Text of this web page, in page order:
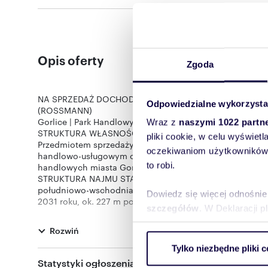
Zgoda
Odpowiedzialne
Wraz z naszymi 1022
pliki cookie, w celu
oczekiwaniom
to robi.
Dowiedz się więcej
szczegółów . W Deklaracji
ruch w naszej witrynie.
reklamowym i
Tylko niezbędne pliki
Opis oferty
NA SPRZEDAŻ DOCHODOWA NIERUCHOMOŚĆ
(ROSSMANN)
Gorlice | Park Handlowy | Stopa kapitalizacji ok. 8,31% |
STRUKTURA WŁASNOŚCI:
Przedmiotem sprzedaży jest 100% prawa własności
handlowo-usługowym o łącznej powierzchni
handlowych miasta Gorlice.
STRUKTURA NAJMU STABILNY DOCHÓD PASYWNY:
południowo-wschodnia II kondygnacji wraz z windą
2031 roku, ok. 227 m powierzchni użytkowej wynajęte
najmu na czas nieokreślony oraz salon kosmetyczny
typu core.
DZIAŁKA I PRZEZNACZENIE: Działka ewidencyjna nr
Zagospodarowania Przestrzennego: 4.UC tereny usług
Rozwiń
Statystyki ogłoszenia: